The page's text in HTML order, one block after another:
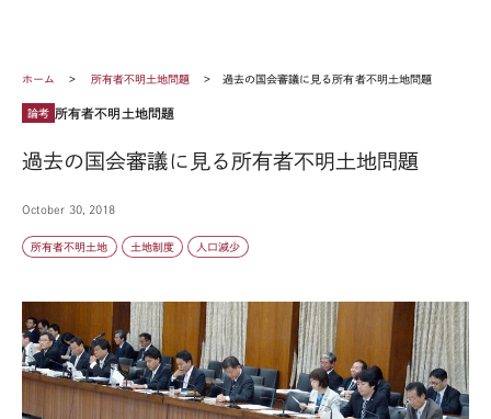
ホーム 所有者不明土地問題 過去の国会審議に見る所有者不明土地問題
論考 所有者不明土地問題
過去の国会審議に見る所有者不明土地問題
October 30, 2018
所有者不明土地 土地制度 人口減少